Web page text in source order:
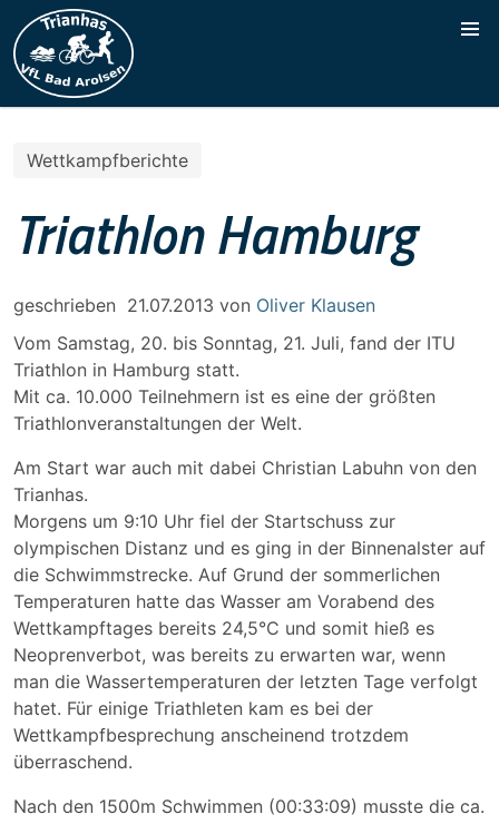
Wettkampfberichte
Triathlon Hamburg
geschrieben 21.07.2013 von Oliver Klausen
Vom Samstag, 20. bis Sonntag, 21. Juli, fand der ITU
Triathlon in Hamburg statt.
Mit ca. 10.000 Teilnehmern ist es eine der größten
Triathlonveranstaltungen der Welt.
Am Start war auch mit dabei Christian Labuhn von den
Trianhas.
Morgens um 9:10 Uhr fiel der Startschuss zur
olympischen Distanz und es ging in der Binnenalster auf
die Schwimmstrecke. Auf Grund der sommerlichen
Temperaturen hatte das Wasser am Vorabend des
Wettkampftages bereits 24,5°C und somit hieß es
Neoprenverbot, was bereits zu erwarten war, wenn
man die Wassertemperaturen der letzten Tage verfolgt
hatet. Für einige Triathleten kam es bei der
Wettkampfbesprechung anscheinend trotzdem
überraschend.
Nach den 1500m Schwimmen (00:33:09) musste die ca.